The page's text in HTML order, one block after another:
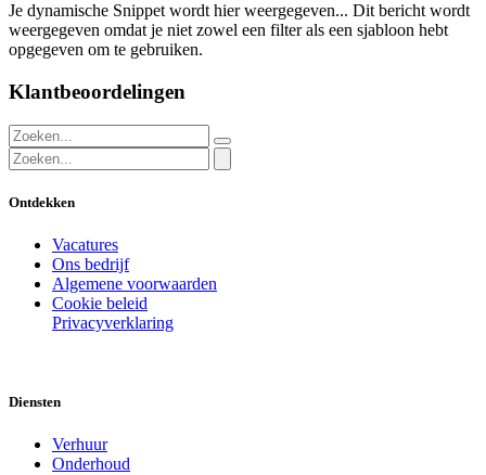
Je dynamische Snippet wordt hier weergegeven... Dit bericht wordt
weergegeven omdat je niet zowel een filter als een sjabloon hebt
opgegeven om te gebruiken.
Klantbeoordelingen
Ontdekken
Vacatures
Ons bedrijf
Algemene voorwaarden
Cookie beleid
Privacyverklaring
Diensten
Verhuur
Onderhoud